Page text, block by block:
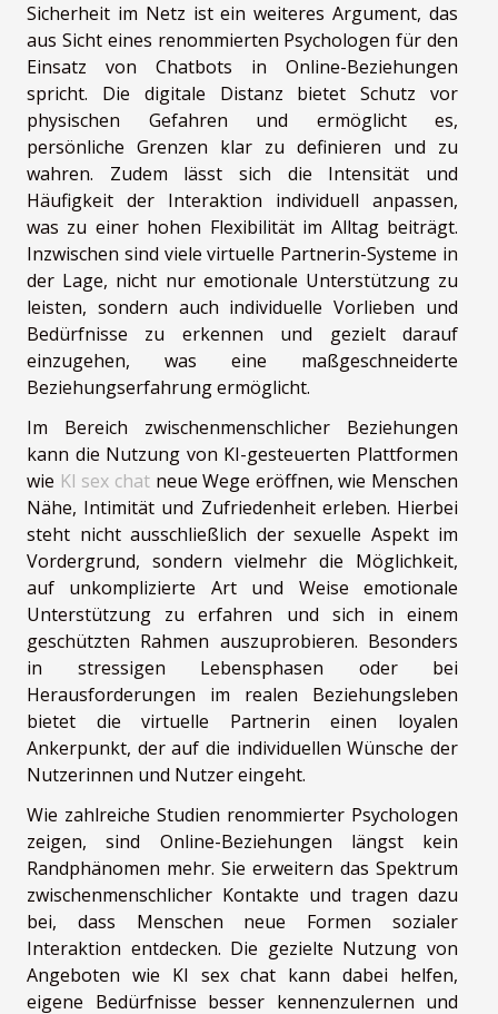
Sicherheit im Netz ist ein weiteres Argument, das
aus Sicht eines renommierten Psychologen für den
Einsatz von Chatbots in Online-Beziehungen
spricht. Die digitale Distanz bietet Schutz vor
physischen Gefahren und ermöglicht es,
persönliche Grenzen klar zu definieren und zu
wahren. Zudem lässt sich die Intensität und
Häufigkeit der Interaktion individuell anpassen,
was zu einer hohen Flexibilität im Alltag beiträgt.
Inzwischen sind viele virtuelle Partnerin-Systeme in
der Lage, nicht nur emotionale Unterstützung zu
leisten, sondern auch individuelle Vorlieben und
Bedürfnisse zu erkennen und gezielt darauf
einzugehen, was eine maßgeschneiderte
Beziehungserfahrung ermöglicht.
Im Bereich zwischenmenschlicher Beziehungen
kann die Nutzung von KI-gesteuerten Plattformen
wie KI sex chatneue Wege eröffnen, wie Menschen
Nähe, Intimität und Zufriedenheit erleben. Hierbei
steht nicht ausschließlich der sexuelle Aspekt im
Vordergrund, sondern vielmehr die Möglichkeit,
auf unkomplizierte Art und Weise emotionale
Unterstützung zu erfahren und sich in einem
geschützten Rahmen auszuprobieren. Besonders
in stressigen Lebensphasen oder bei
Herausforderungen im realen Beziehungsleben
bietet die virtuelle Partnerin einen loyalen
Ankerpunkt, der auf die individuellen Wünsche der
Nutzerinnen und Nutzer eingeht.
Wie zahlreiche Studien renommierter Psychologen
zeigen, sind Online-Beziehungen längst kein
Randphänomen mehr. Sie erweitern das Spektrum
zwischenmenschlicher Kontakte und tragen dazu
bei, dass Menschen neue Formen sozialer
Interaktion entdecken. Die gezielte Nutzung von
Angeboten wie KI sex chat kann dabei helfen,
eigene Bedürfnisse besser kennenzulernen und